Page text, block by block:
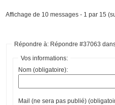
Affichage de 10 messages - 1 par 15
Répondre à: Répondre #37063
Vos informations:
Nom (obligatoire):
Mail (ne sera pas publié)